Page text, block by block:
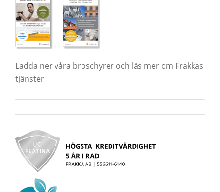
Ladda ner våra broschyrer och läs mer om Frakkas
tjänster